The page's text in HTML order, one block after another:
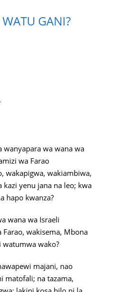
GANI?
wanyapara wa wana wa
wa Farao
wakapigwa, wakiambiwa,
yenu jana na leo; kwa
hapo kwanza?
wana wa Israeli
wakisema, Mbona
watumwa wako?
majani, nao
matofali; na tazama,